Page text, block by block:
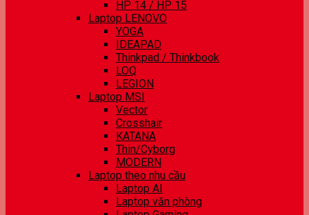
HP 14 / HP 15
Laptop LENOVO
YOGA
IDEAPAD
Thinkpad / Thinkbook
LOQ
LEGION
Laptop MSI
Vector
Crosshair
KATANA
Thin/Cyborg
MODERN
Laptop theo nhu cầu
Laptop AI
Laptop văn phòng